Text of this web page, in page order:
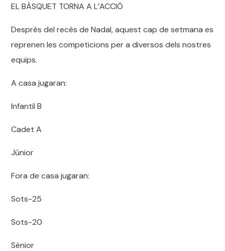
EL BÀSQUET TORNA A L’ACCIÓ
Després del recés de Nadal, aquest cap de setmana es
reprenen les competicions per a diversos dels nostres
equips.
A casa jugaran:
Infantil B
Cadet A
Júnior
Fora de casa jugaran:
Sots-25
Sots-20
Sènior